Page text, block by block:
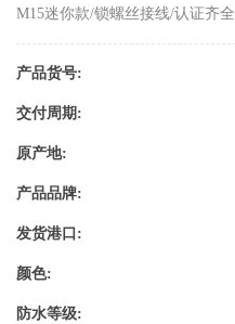
M15迷你款/锁螺丝接线/认证齐全
产品货号:
交付周期:
原产地:
产品品牌:
发货港口:
颜色:
防水等级: